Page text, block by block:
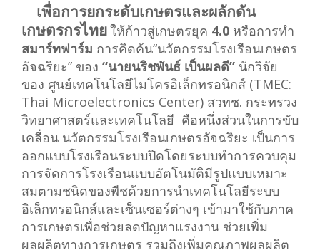
เพื่อการยกระดับเกษตรและผลักดัน
เกษตรกรไทยให้ก้าวสู่เกษตรยุค 4.0 หรือการทำ
สมาร์ทฟาร์ม การคิดค้น“นวัตกรรมโรงเรือนเกษตร
อัจฉริยะ” ของ “นายนริชพันธ์ เป็นผลดี” นักวิจัย
ของ ศูนย์เทคโนโลยีไมโครอิเล็กทรอนิกส์ (TMEC:
Thai Microelectronics Center) สวทช. กระทรวง
วิทยาศาสตร์และเทคโนโลยี คือหนึ่งส่วนในการขับ
เคลื่อน นวัตกรรมโรงเรือนเกษตรอัจฉริยะ เป็นการ
ออกแบบโรงเรือนระบบปิดโดยระบบทำการควบคุม
การจัดการโรงเรือนแบบอัตโนมัติมีรูปแบบเหมาะ
สมตามชนิดของพืชด้วยการนำเทคโนโลยีระบบ
อิเล็กทรอนิกส์และเซ็นเซอร์ต่างๆ เข้ามาใช้กับภาค
การเกษตรเพื่อช่วยลดปัญหาแรงงาน ช่วยเพิ่ม
ผลผลิตทางการเกษตร รวมถึงเพิ่มคุณภาพผลผลิต